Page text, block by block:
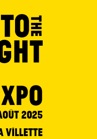
2025
Villette